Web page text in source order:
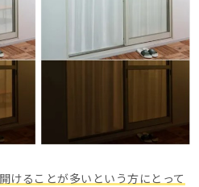
けることが多いという方にとって